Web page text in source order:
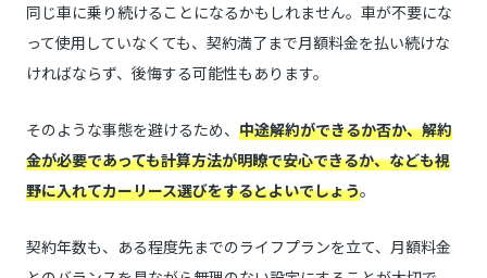
同じ車に乗り続けることになるかもしれません。車が不要にな
って使用していなくても、契約満了まで月額料金を払い続けな
ければならず、後悔する可能性もあります。
そのような事態を避けるため、 中途解約ができるか否か、解約
金が必要であっても計算方法が明瞭で安心できるか、なども視
野に入れてカーリース選びをするとよいでしょう。
契約年数も、ある程度先までのライフプランを立て、月額料金